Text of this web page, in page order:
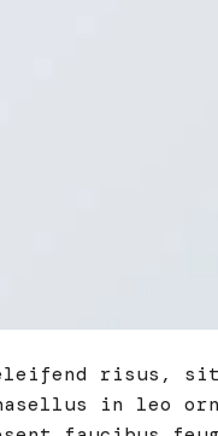
risus, sit
in leo